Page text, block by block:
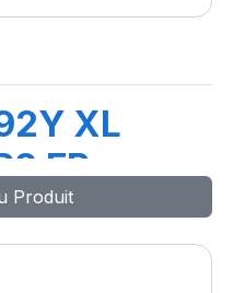
XL
FP
Produit